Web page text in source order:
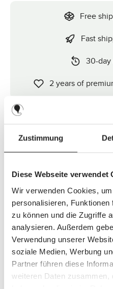
Zustimmung
Diese Webseite verwendet
Wir verwenden Cookies,
personalisieren,
zu können und die Zugriffe
analysieren. Außerdem
Verwendung unserer
soziale Medien, Werbung
Partner führen diese
weiteren Daten zusammen,
Free
Fast
30-
2 years of
Front spare wheels (2 pieces)
Fits the following models:
Zoom – Collection(s):
Quick check: